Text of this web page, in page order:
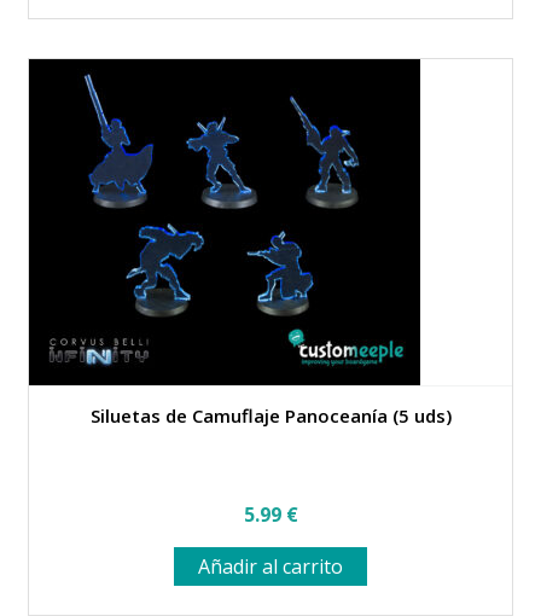
Siluetas de Camuflaje Panoceanía (5 uds)
5.99 €
Añadir al carrito